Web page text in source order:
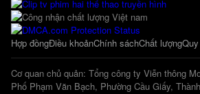
Hợp đồngĐiều khoảnChính sáchChất lượng
Cơ quan chủ quản: Tổng công ty Viễn thông
Phố Phạm Văn Bạch, Phường Cầu Giấy,